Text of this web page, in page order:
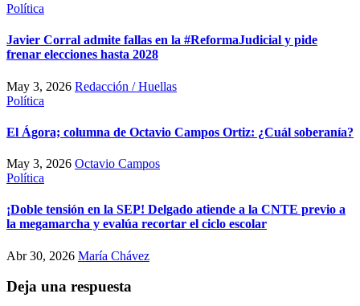
Política
Javier Corral admite fallas en la #ReformaJudicial y pide
frenar elecciones hasta 2028
May 3, 2026 Redacción / Huellas
Política
El Ágora; columna de Octavio Campos Ortiz: ¿Cuál soberanía?
May 3, 2026 Octavio Campos
Política
¡Doble tensión en la SEP! Delgado atiende a la CNTE previo a
la megamarcha y evalúa recortar el ciclo escolar
Abr 30, 2026 María Chávez
Deja una respuesta